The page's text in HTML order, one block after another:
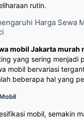
rutin.
Harga Sewa
mobil Jakarta murah
yang sering menjadi
mobil bervariasi
beberapa hal yang
mobil, semakin